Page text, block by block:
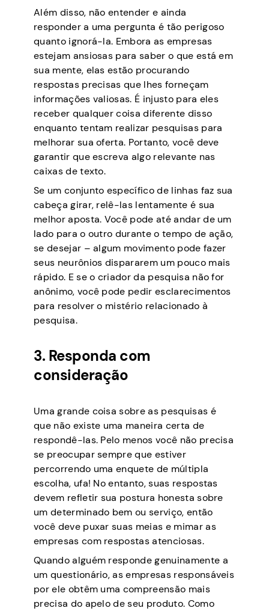
Além disso, não entender e ainda
responder a uma pergunta é tão perigoso
quanto ignorá-la. Embora as empresas
estejam ansiosas para saber o que está em
sua mente, elas estão procurando
respostas precisas que lhes forneçam
informações valiosas. É injusto para eles
receber qualquer coisa diferente disso
enquanto tentam realizar pesquisas para
melhorar sua oferta. Portanto, você deve
garantir que escreva algo relevante nas
caixas de texto.
Se um conjunto específico de linhas faz sua
cabeça girar, relê-las lentamente é sua
melhor aposta. Você pode até andar de um
lado para o outro durante o tempo de ação,
se desejar – algum movimento pode fazer
seus neurônios dispararem um pouco mais
rápido. E se o criador da pesquisa não for
anônimo, você pode pedir esclarecimentos
para resolver o mistério relacionado à
pesquisa.
3. Responda com
consideração
Uma grande coisa sobre as pesquisas é
que não existe uma maneira certa de
respondê-las. Pelo menos você não precisa
se preocupar sempre que estiver
percorrendo uma enquete de múltipla
escolha, ufa! No entanto, suas respostas
devem refletir sua postura honesta sobre
um determinado bem ou serviço, então
você deve puxar suas meias e mimar as
empresas com respostas atenciosas.
Quando alguém responde genuinamente a
um questionário, as empresas responsáveis
por ele obtêm uma compreensão mais
precisa do apelo de seu produto. Como